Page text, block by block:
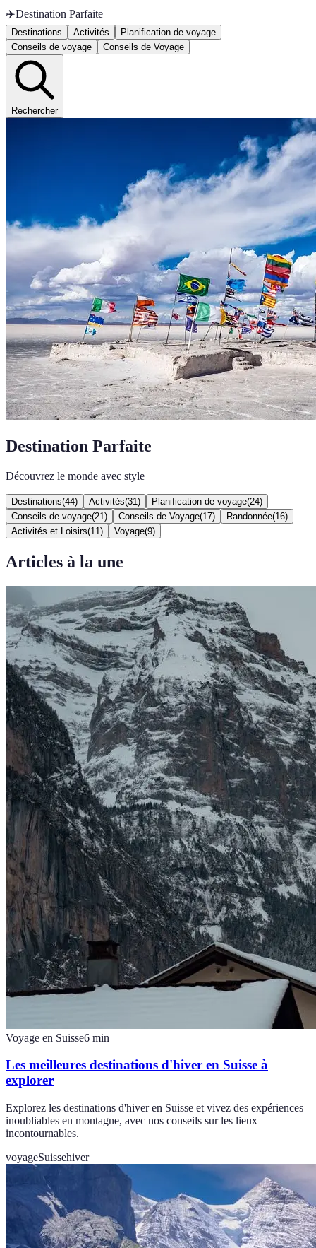
✈️Destination Parfaite
Destinations Activités
Planification de voyage
Conseils de voyage
Conseils de Voyage
Rechercher
Destination Parfaite
Découvrez le monde avec style
Destinations(44) Activités(31 ) Planification de voyage(24)
Conseils de voyage(21 ) Conseils de Voyage(17) Randonnée(16)
Activités et Loisirs(11 ) Voyage(9)
Articles à la une
Voyage en Suisse6 min
Les meilleures destinations d'hiver en Suisse à
explorer
Explorez les destinations d'hiver en Suisse et vivez des expériences
inoubliables en montagne, avec nos conseils sur les lieux
incontournables.
voyageSuissehiver